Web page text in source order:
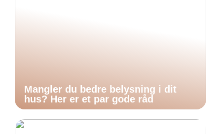
Mangler du bedre belysning i dit
hus? Her er et par gode råd